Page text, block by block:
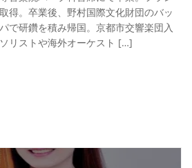
得。卒業後、野村国際文化財団のバッ
で研鑽を積み帰国。京都市交響楽団入
リストや海外オーケスト […]